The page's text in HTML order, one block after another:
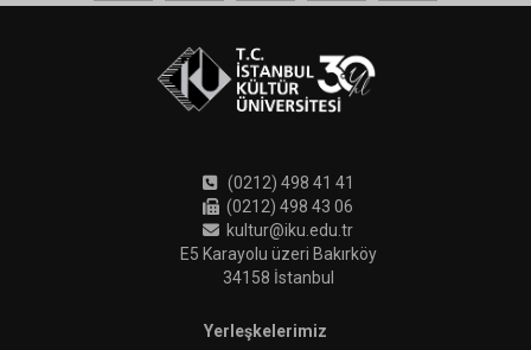
(0212) 498 41 41
(0212) 498 43 06
kultur@iku.edu.tr
E5 Karayolu üzeri Bakırköy
34158 İstanbul
Yerleşkelerimiz